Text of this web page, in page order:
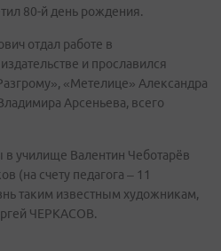
80-й день рождения.
отдал работе в
и прославился
«Метелице» Александра
Арсеньева, всего
в училище Валентин Чеботарёв
(на счету педагога – 11
таким известным художникам,
ЧЕРКАСОВ.